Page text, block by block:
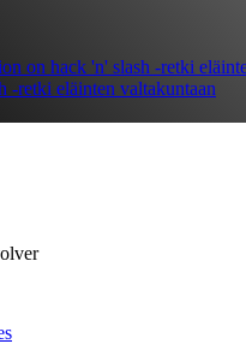
-retki eläinten valtakuntaan